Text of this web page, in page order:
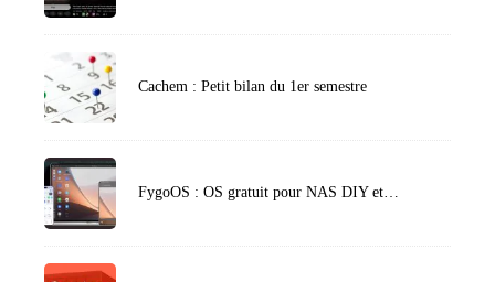
Cachem : Petit bilan du 1er semestre
FygoOS : OS gratuit pour NAS DIY et…